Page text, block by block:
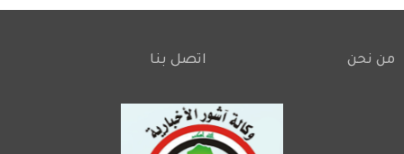
Footer
من نحن اتصل بنا